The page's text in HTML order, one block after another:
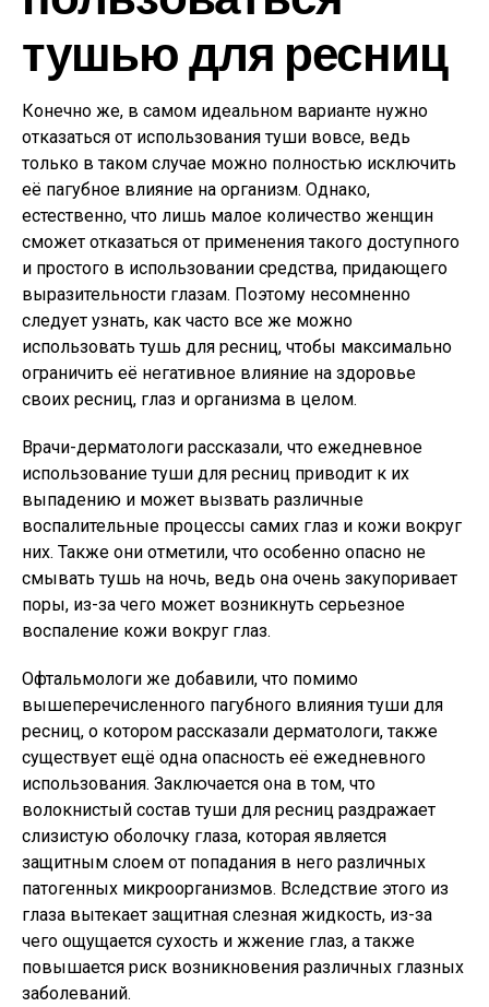
тушью для ресниц
Конечно же, в самом идеальном варианте нужно
отказаться от использования туши вовсе, ведь
только в таком случае можно полностью исключить
её пагубное влияние на организм. Однако,
естественно, что лишь малое количество женщин
сможет отказаться от применения такого доступного
и простого в использовании средства, придающего
выразительности глазам. Поэтому несомненно
следует узнать, как часто все же можно
использовать тушь для ресниц, чтобы максимально
ограничить её негативное влияние на здоровье
своих ресниц, глаз и организма в целом.
Врачи-дерматологи рассказали, что ежедневное
использование туши для ресниц приводит к их
выпадению и может вызвать различные
воспалительные процессы самих глаз и кожи вокруг
них. Также они отметили, что особенно опасно не
смывать тушь на ночь, ведь она очень закупоривает
поры, из-за чего может возникнуть серьезное
воспаление кожи вокруг глаз.
Офтальмологи же добавили, что помимо
вышеперечисленного пагубного влияния туши для
ресниц, о котором рассказали дерматологи, также
существует ещё одна опасность её ежедневного
использования. Заключается она в том, что
волокнистый состав туши для ресниц раздражает
слизистую оболочку глаза, которая является
защитным слоем от попадания в него различных
патогенных микроорганизмов. Вследствие этого из
глаза вытекает защитная слезная жидкость, из-за
чего ощущается сухость и жжение глаз, а также
повышается риск возникновения различных глазных
заболеваний.